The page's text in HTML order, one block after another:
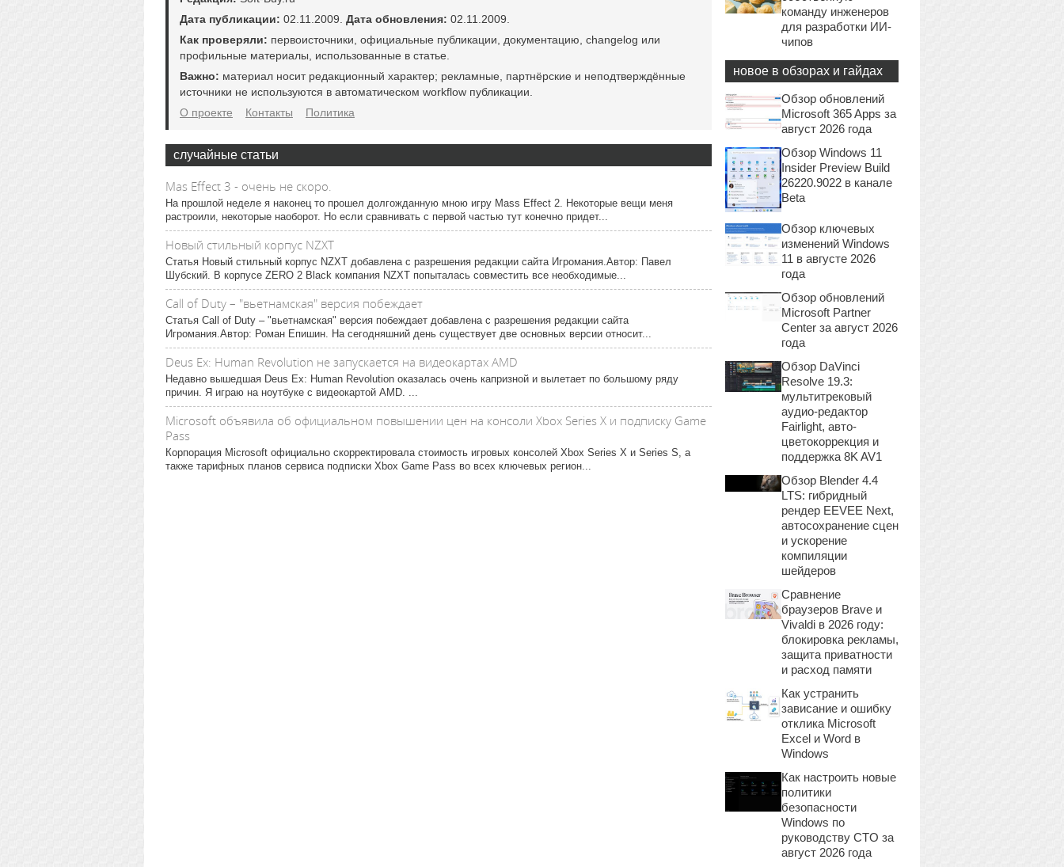
Дата публикации: 02.11.2009. Дата обновления: 02.11.2009.
Как проверяли: первоисточники, официальные публикации, документацию, changelog или
профильные материалы, использованные в статье.
Важно: материал носит редакционный характер; рекламные, партнёрские и неподтверждённые
источники не используются в автоматическом workflow публикации.
О проекте
Контакты Политика
случайные статьи
Mas Effect 3 - очень не скоро.
На прошлой неделе я наконец то прошел долгожданную мною игру Mass Effect 2. Некоторые вещи меня
растроили, некоторые наоборот. Но если сравнивать с первой частью тут конечно придет...
Новый стильный корпус NZXT
Статья Новый стильный корпус NZXT добавлена с разрешения редакции сайта Игромания.Автор: Павел
Шубский. В корпусе ZERO 2 Black компания NZXT попыталась совместить все необходимые...
Call of Duty – "вьетнамская" версия побеждает
Статья Call of Duty – "вьетнамская" версия побеждает добавлена с разрешения редакции сайта
Игромания.Автор: Роман Епишин. На сегодняшний день существует две основных версии относит...
Deus Ex: Human Revolution не запускается на видеокартах AMD
Недавно вышедшая Deus Ex: Human Revolution оказалась очень капризной и вылетает по большому ряду
причин. Я играю на ноутбуке с видеокартой AMD. ...
Microsoft объявила об официальном повышении цен на консоли Xbox Series X и подписку Game
Pass
Корпорация Microsoft официально скорректировала стоимость игровых консолей Xbox Series X и Series S, а
также тарифных планов сервиса подписки Xbox Game Pass во всех ключевых регион...
команду инженеров
для разработки ИИ-
чипов
новое в обзорах и гайдах
Обзор обновлений
Microsoft 365 Apps за
август 2026 года
Обзор Windows 11
Insider Preview Build
26220.9022 в канале
Beta
Обзор ключевых
изменений Windows
11 в августе 2026
года
Обзор обновлений
Microsoft Partner
Center за август 2026
года
Обзор DaVinci
Resolve 19.3:
мультитрековый
аудио-редактор
Fairlight, авто-
цветокоррекция и
поддержка 8K AV1
Обзор Blender 4.4
LTS: гибридный
рендер EEVEE Next,
автосохранение сцен
и ускорение
компиляции
шейдеров
Сравнение
браузеров Brave и
Vivaldi в 2026 году:
блокировка рекламы,
защита приватности
и расход памяти
Как устранить
зависание и ошибку
отклика Microsoft
Excel и Word в
Windows
Как настроить новые
политики
безопасности
Windows по
руководству CTO за
август 2026 года